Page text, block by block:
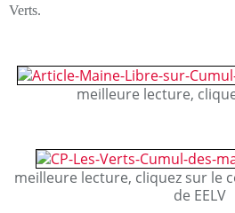
Verts.
meilleure lecture,
meilleure lecture, cliquez sur le
de EELV